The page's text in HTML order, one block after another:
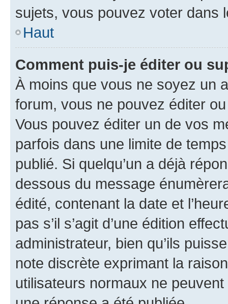
sujets, vous pouvez voter dans
Haut
Comment puis-je éditer ou
À moins que vous ne soyez un
forum, vous ne pouvez éditer
Vous pouvez éditer un de vos
parfois dans une limite de
publié. Si quelqu’un a déjà
dessous du message
édité, contenant la date et
pas s’il s’agit d’une édition
administrateur, bien qu’ils
note discrète exprimant la
utilisateurs normaux ne